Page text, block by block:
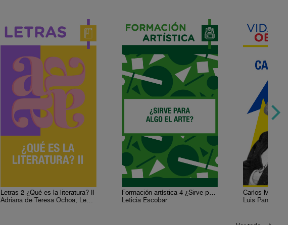
Letras 2 ¿Qué es la literatura? II
Adriana de Teresa Ochoa, Leda Rendón
Formación artística 4 ¿Sirve para algo el arte? ¿Por qué la humanidad produce arte?
Leticia Escobar
Carlos Marx
Luis Paniagua